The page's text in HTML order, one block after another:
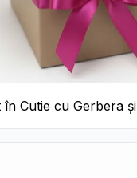
în Cutie cu Gerbera și